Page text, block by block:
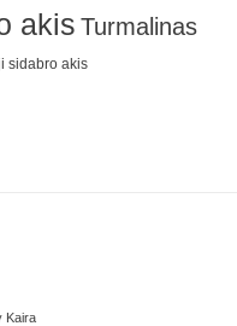
akis Turmalinas
sidabro akis
Kaira